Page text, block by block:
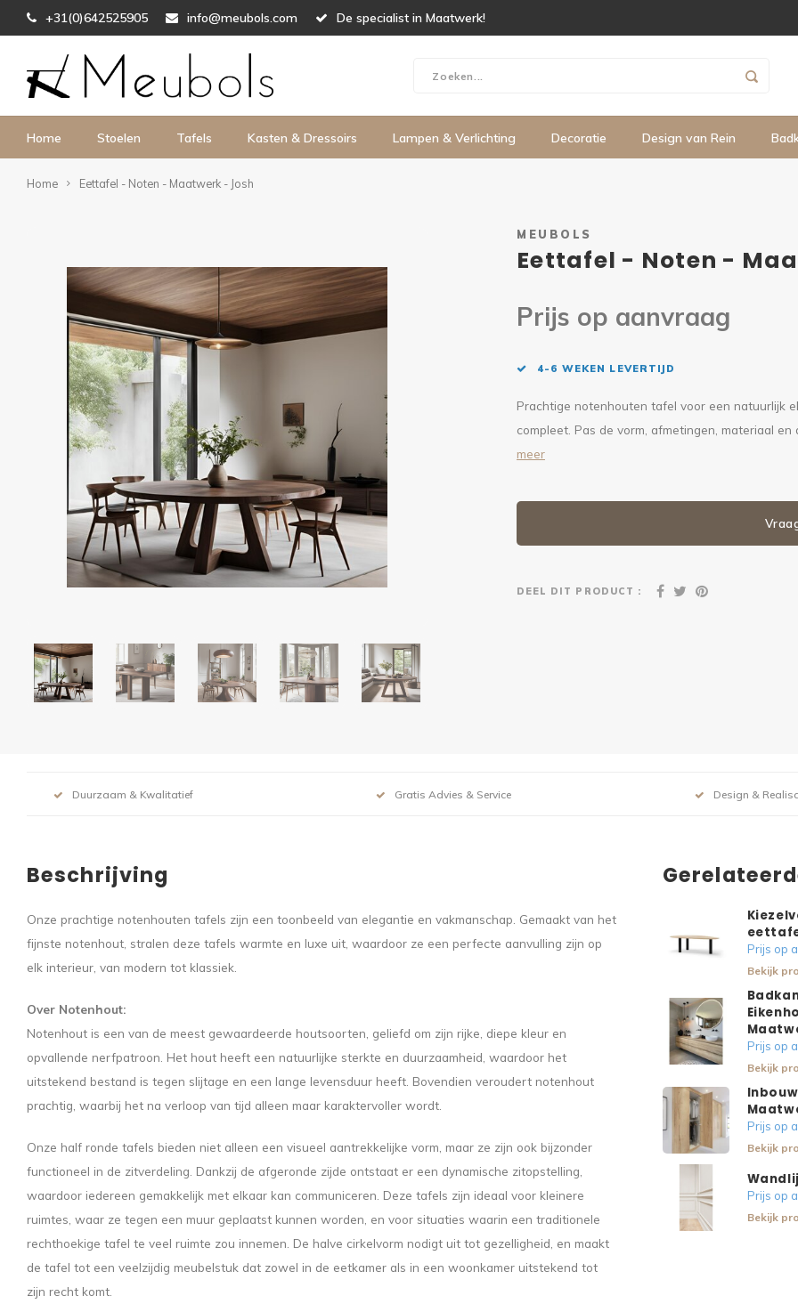
+31(0)642525905 info@meubols.com De specialist in Maatwerk!
Home Stoelen Tafels Kasten & Dressoirs Lampen & Verlichting Decoratie Design van Rein
Home Eettafel - Noten - Maatwerk - Josh
MEUBOLS
Eettafel - Noten -
Prijs op aanvraag
4-6 WEKEN LEVERTIJD
Prachtige notenhouten tafel voor een natuurlijk
compleet. Pas de vorm, afmetingen, materiaal
meer
DEEL DIT PRODUCT :
Duurzaam & Kwalitatief Gratis Advies & Service Design &
Beschrijving
Onze prachtige notenhouten tafels zijn een toonbeeld van elegantie en vakmanschap. Gemaakt van het
fijnste notenhout, stralen deze tafels warmte en luxe uit, waardoor ze een perfecte aanvulling zijn op
elk interieur, van modern tot klassiek.
Over Notenhout:
Notenhout is een van de meest gewaardeerde houtsoorten, geliefd om zijn rijke, diepe kleur en
opvallende nerfpatroon. Het hout heeft een natuurlijke sterkte en duurzaamheid, waardoor het
uitstekend bestand is tegen slijtage en een lange levensduur heeft. Bovendien veroudert notenhout
prachtig, waarbij het na verloop van tijd alleen maar karaktervoller wordt.
Onze half ronde tafels bieden niet alleen een visueel aantrekkelijke vorm, maar ze zijn ook bijzonder
functioneel in de zitverdeling. Dankzij de afgeronde zijde ontstaat er een dynamische zitopstelling,
waardoor iedereen gemakkelijk met elkaar kan communiceren. Deze tafels zijn ideaal voor kleinere
ruimtes, waar ze tegen een muur geplaatst kunnen worden, en voor situaties waarin een traditionele
rechthoekige tafel te veel ruimte zou innemen. De halve cirkelvorm nodigt uit tot gezelligheid, en maakt
de tafel tot een veelzijdig meubelstuk dat zowel in de eetkamer als in een woonkamer uitstekend tot
zijn recht komt.
Prijs op
Bekijk
Prijs op
Bekijk
Prijs op
Bekijk
Prijs op
Bekijk